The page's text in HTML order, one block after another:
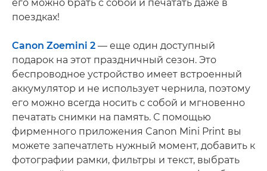
его можно брать с собой и печатать даже в
поездках!
Canon Zoemini 2 — еще один доступный
подарок на этот праздничный сезон. Это
беспроводное устройство имеет встроенный
аккумулятор и не использует чернила, поэтому
его можно всегда носить с собой и мгновенно
печатать снимки на память. С помощью
фирменного приложения Canon Mini Print вы
можете запечатлеть нужный момент, добавить к
фотографии рамки, фильтры и текст, выбрать